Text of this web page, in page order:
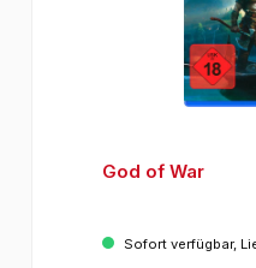
God of War
Sofort verfügbar,